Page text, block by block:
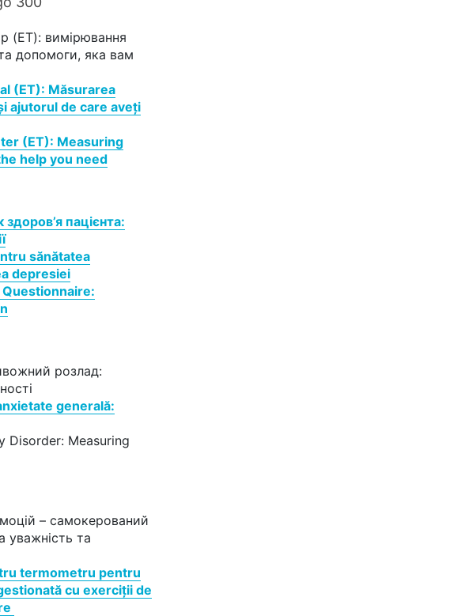
(ET): вимірювання
допомоги, яка вам
(ET): Măsurarea
ajutorul de care aveți
(ET): Measuring
help you need
пацієнта:
sănătatea
depresiei
розлад:
generală:
Disorder: Measuring
– самокерований
уважність та
termometru pentru
cu exerciții de